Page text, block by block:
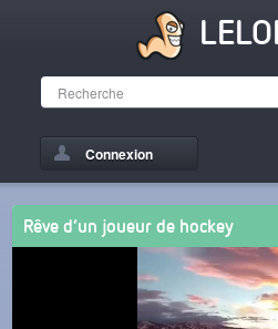
Connexion
Rêve d’un joueur de hockey